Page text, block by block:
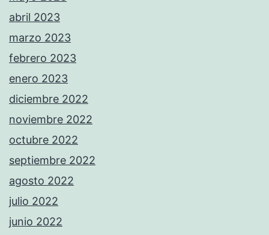
abril 2023
marzo 2023
febrero 2023
enero 2023
diciembre 2022
noviembre 2022
octubre 2022
septiembre 2022
agosto 2022
julio 2022
junio 2022